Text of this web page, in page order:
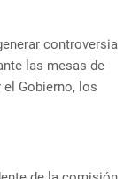
controversia
las mesas de
Gobierno, los